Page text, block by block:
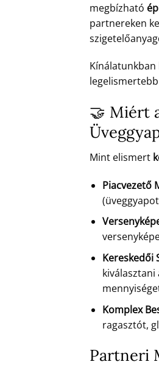
megbízható
partnereken
Kínálatunkban
🤝 Miért
Mint elismert
Piacvezető
Kereskedői
kiválasztani
Komplex
ragasztót,
Partneri